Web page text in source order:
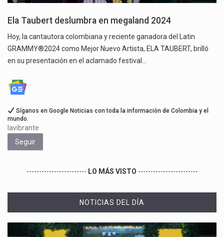
Ela Taubert deslumbra en megaland 2024
Hoy, la cantautora colombiana y reciente ganadora del Latin
GRAMMY®️2024 como Mejor Nuevo Artista, ELA TAUBERT, brilló
en su presentación en el aclamado festival…
Síganos en Google Noticias con toda la información de Colombia y el
mundo.
lavibrante
Seguir
------------------------ LO MÁS VISTO ------------------------
NOTICIAS DEL DÍA